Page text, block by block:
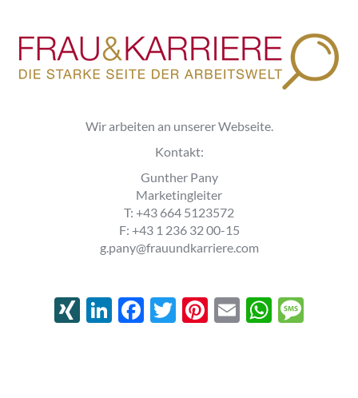
Wir arbeiten an unserer Webseite.
Kontakt:
Gunther Pany
Marketingleiter
T: +43 664 5123572
F: +43 1 236 32 00-15
g.pany@frauundkarriere.com
XINGLinkedIn
Facebook
Twitter
Pinterest
Email